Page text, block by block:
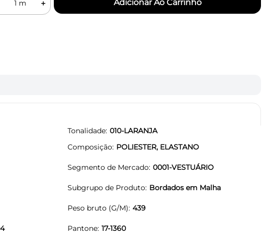
＋
Tonalidade 010-LARANJA
Composição POLIESTER, ELASTANO
Segmento de Mercado 0001-VESTUÁRIO
Subgrupo de Produto Bordados em Malha
Peso bruto (G/M) 439
Pantone 17-1360